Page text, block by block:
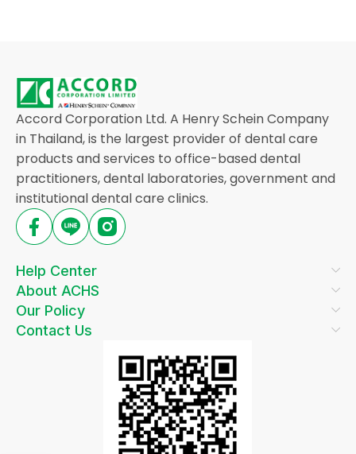
Accord Corporation Ltd. A Henry Schein Company
in Thailand, is the largest provider of dental care
products and services to office-based dental
practitioners, dental laboratories, government and
institutional dental care clinics.
Help Center
About ACHS
Our Policy
Contact Us